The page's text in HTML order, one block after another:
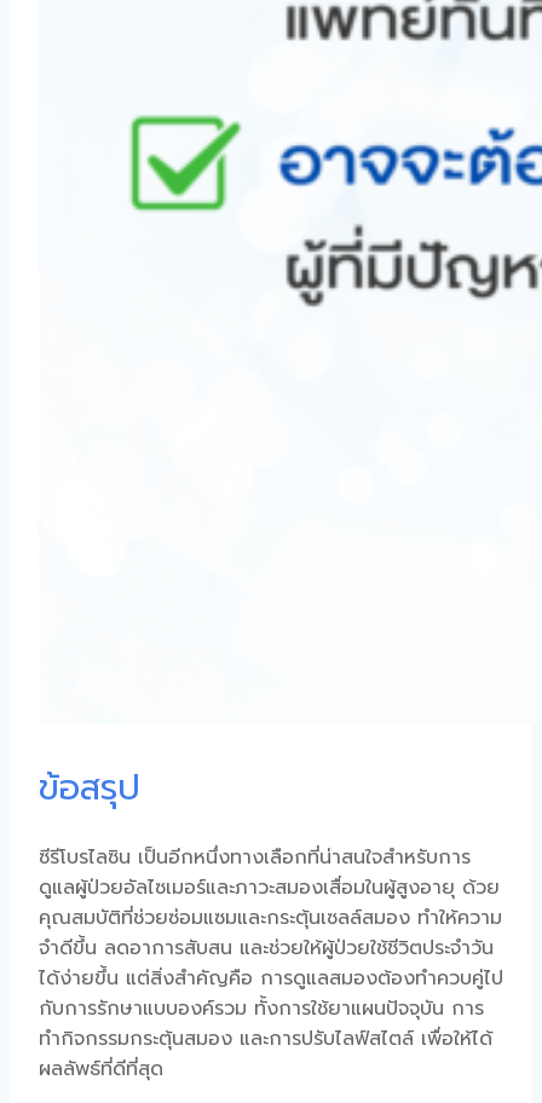
ข้อสรุป
ซีรีโบรไลซิน เป็นอีกหนึ่งทางเลือกที่น่าสนใจสำหรับการ
ดูแลผู้ป่วยอัลไซเมอร์และภาวะสมองเสื่อมในผู้สูงอายุ ด้วย
คุณสมบัติที่ช่วยซ่อมแซมและกระตุ้นเซลล์สมอง ทำให้ความ
จำดีขึ้น ลดอาการสับสน และช่วยให้ผู้ป่วยใช้ชีวิตประจำวัน
ได้ง่ายขึ้น แต่สิ่งสำคัญคือ การดูแลสมองต้องทำควบคู่ไป
กับการรักษาแบบองค์รวม ทั้งการใช้ยาแผนปัจจุบัน การ
ทำกิจกรรมกระตุ้นสมอง และการปรับไลฟ์สไตล์ เพื่อให้ได้
ผลลัพธ์ที่ดีที่สุด